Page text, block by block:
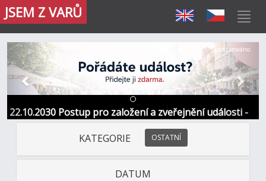
JSEM Z VARŮ
22.10.2030 Postup pro založení a zveřejnění události -
Informace / kontakt
Předchozí Další
Sponzorováno
KATEGORIE OSTATNÍ
DATUM